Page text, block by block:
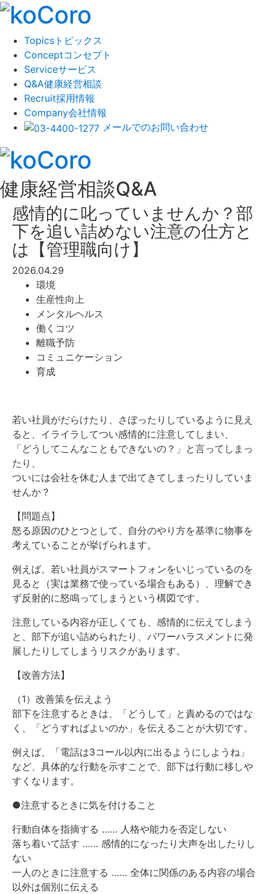
Topics トピックス
Conceptコンセプト
Serviceサービス
Q&A健康経営相談
Recruit採用情報
Company会社情報
メールでのお問い合わせ
健康経営相談Q&A
感情的に叱っていませんか？部
下を追い詰めない注意の仕方と
は【管理職向け】
2026.04.29
環境
生産性向上
メンタルヘルス
働くコツ
離職予防
コミュニケーション
育成
若い社員がだらけたり、さぼったりしているように見え
ると、イライラしてつい感情的に注意してしまい、
「どうしてこんなこともできないの？」と言ってしまっ
たり、
ついには会社を休む人まで出てきてしまったりしていま
せんか？
【問題点】
怒る原因のひとつとして、自分のやり方を基準に物事を
考えていることが挙げられます。
例えば、若い社員がスマートフォンをいじっているのを
見ると（実は業務で使っている場合もある）、理解でき
ず反射的に怒鳴ってしまうという構図です。
注意している内容が正しくても、感情的に伝えてしまう
と、部下が追い詰められたり、パワーハラスメントに発
展したりしてしまうリスクがあります。
【改善方法】
（1）改善策を伝えよう
部下を注意するときは、「どうして」と責めるのではな
く、「どうすればよいのか」を伝えることが大切です。
例えば、「電話は3コール以内に出るようにしようね」
など、具体的な行動を示すことで、部下は行動に移しや
すくなります。
●注意するときに気を付けること
行動自体を指摘する …… 人格や能力を否定しない
落ち着いて話す …… 感情的になったり大声を出したりし
ない
一人のときに注意する …… 全体に関係のある内容の場合
以外は個別に伝える